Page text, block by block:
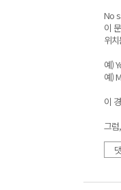
No
이
위
예)
예)
이
그럼